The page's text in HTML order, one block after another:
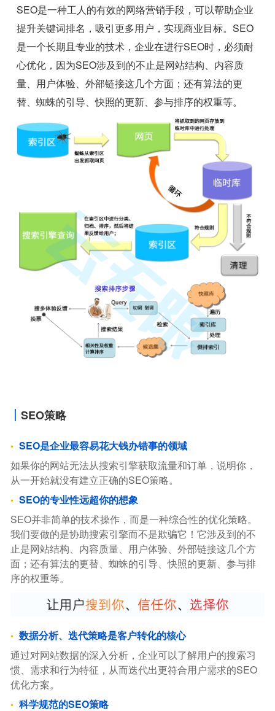
SEO是一种工人的有效的网络营销手段，可以帮助企业
提升关键词排名，吸引更多用户，实现商业目标。SEO
是一个长期且专业的技术，企业在进行SEO时，必须耐
心优化，因为SEO涉及到的不止是网站结构、内容质
量、用户体验、外部链接这几个方面；还有算法的更
替、蜘蛛的引导、快照的更新、参与排序的权重等。
SEO策略
SEO是企业最容易花大钱办错事的领域
如果你的网站无法从搜索引擎获取流量和订单，说明你，
从一开始就没有建立正确的SEO策略。
SEO的专业性远超你的想象
SEO并非简单的技术操作，而是一种综合性的优化策略。
我们要做的是协助搜索引擎而不是欺骗它！它涉及到的不
止是网站结构、内容质量、用户体验、外部链接这几个方
面；还有算法的更替、蜘蛛的引导、快照的更新、参与排
序的权重等。
数据分析、迭代策略是客户转化的核心
通过对网站数据的深入分析，企业可以了解用户的搜索习
惯、需求和行为特征，从而迭代出更符合用户需求的SEO
优化方案。
科学规范的SEO策略